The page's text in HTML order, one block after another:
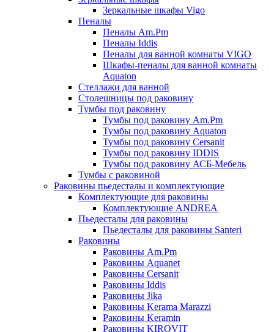
Зеркальные шкафы Vigo
Пеналы
Пеналы Am.Pm
Пеналы Iddis
Пеналы для ванной комнаты VIGO
Шкафы-пеналы для ванной комнаты
Aquaton
Стеллажи для ванной
Столешницы под раковину
Тумбы под раковину
Тумбы под раковину Am.Pm
Тумбы под раковину Aquaton
Тумбы под раковину Cersanit
Тумбы под раковину IDDIS
Тумбы под раковину АСБ-Мебель
Тумбы с раковиной
Раковины пьедесталы и комплектующие
Комплектующие для раковины
Комплектующие ANDREA
Пьедесталы для раковины
Пьедесталы для раковины Santeri
Раковины
Раковины Am.Pm
Раковины Aquanet
Раковины Cersanit
Раковины Iddis
Раковины Jika
Раковины Kerama Marazzi
Раковины Keramin
Раковины KIROVIT